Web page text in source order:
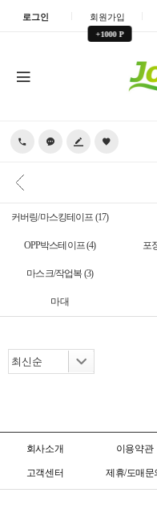
로그인 회원가입
+1000 P
커버링/마스킹테이프 (17)
OPP박스테이프(4) 포
마스크/작업복 (3)
마대
회사소개 이용약관
고객센터 제휴/도매문